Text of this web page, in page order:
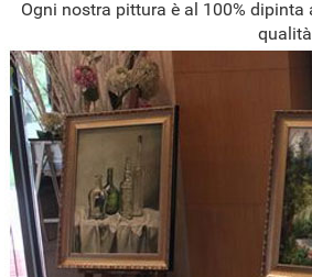
Ogni nostra pittura è al 100%